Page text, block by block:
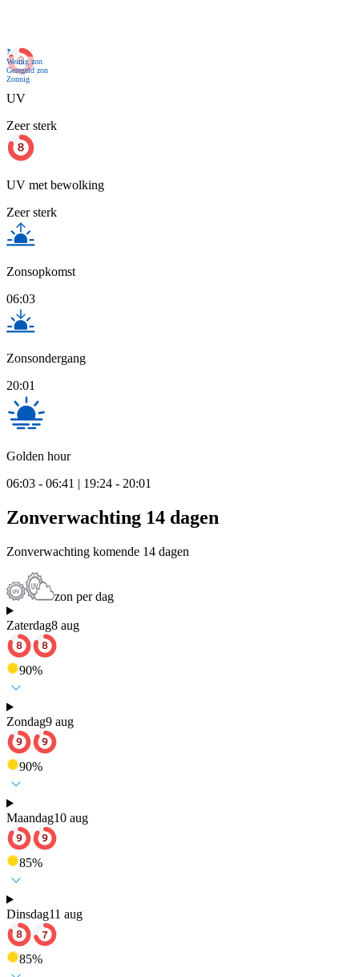
Nu
Weinig zon
Geregeld zon
Zonnig
UV
Zeer sterk
UV met bewolking
Zeer sterk
Zonsopkomst
06:03
Zonsondergang
20:01
Golden hour
06:03 - 06:41 | 19:24 - 20:01
Zonverwachting 14 dagen
Zonverwachting komende 14 dagen
zon per dag
Zaterdag8 aug
90%
Zondag9 aug
90%
Maandag10 aug
85%
Dinsdag11 aug
85%